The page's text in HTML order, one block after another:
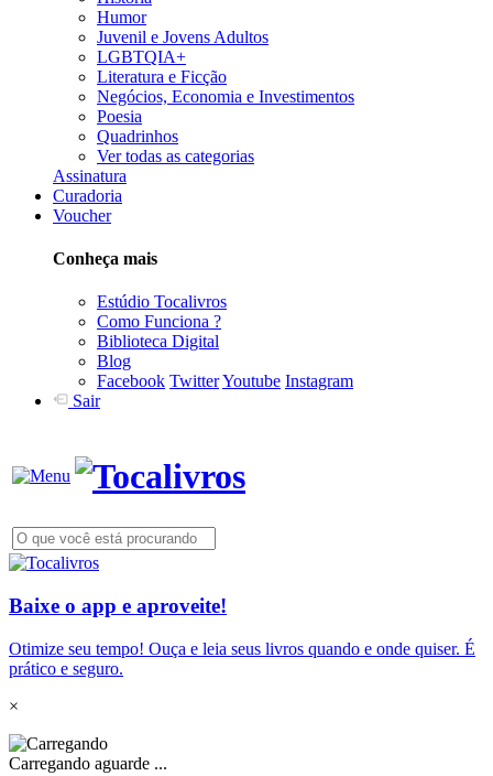
Humor
Juvenil e Jovens Adultos
LGBTQIA+
Literatura e Ficção
Negócios, Economia e Investimentos
Poesia
Quadrinhos
Ver todas as categorias
Assinatura
Curadoria
Voucher
Conheça mais
Estúdio Tocalivros
Como Funciona ?
Biblioteca Digital
Blog
Facebook TwitterYoutube Instagram
Sair
Baixe o app e aproveite!
Otimize seu tempo! Ouça e leia seus livros quando e onde quiser. É
prático e seguro.
×
Carregando aguarde ...